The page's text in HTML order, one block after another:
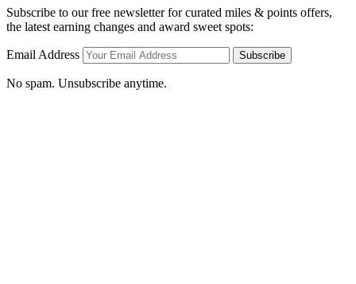
Subscribe to our free newsletter for curated miles & points offers,
the latest earning changes and award sweet spots:
Email Address Subscribe
No spam. Unsubscribe anytime.